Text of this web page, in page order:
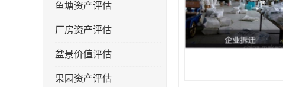
鱼塘资产评估
厂房资产评估
盆景价值评估
果园资产评估